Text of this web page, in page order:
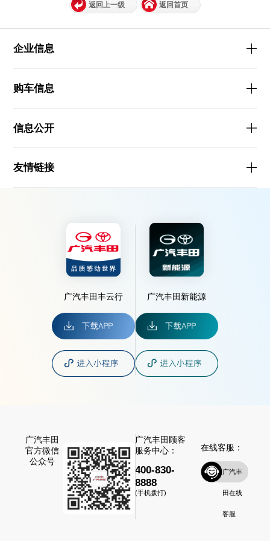
返回上一级 返回首页
企业信息
购车信息
信息公开
友情链接
广汽丰田丰云行 广汽丰田新能源
广汽丰田
官方微信
公众号
广汽丰田顾客
服务中心：
400-830-
8888
(手机拨打)
在线客服：
广汽丰
田在线
客服